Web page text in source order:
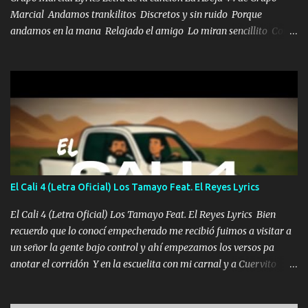
Marcial Andamos trankilitos Discretos y sin ruido Porque
andamos en la mana Relajado el amigo Lo miran sencillito Con
coronamos Se jala los marciales Y sus guitarras ya van sonando
Un gallardo me prendo Para agarrar el vuelo y la mente y
tranquilizando Tomense un buen trago Y así es como empezamos
los versos que voy cantando (Music) A vido alta y bajas La carreta
se atora Pero nunca le aflojamos Ya me han pasado cosas Y
aunque ustedes no sepan Pero la vida es muy corta Hay que
echarle chingazos Y seguir trabajando porque nada es...
El Cali 4 (Letra Oficial) Los Tamayo Feat. El Reyes Lyrics
El Cali 4 (Letra Oficial) Los Tamayo Feat. El Reyes Lyrics Bien
recuerdo que lo conocí empecherado me recibió fuimos a visitar a
un señor la gente bajo control y ahí empezamos los versos pa
anotar el corridón Y en la escuelita con mi carnal y a Cuervito